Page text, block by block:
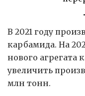
В 2021 году
карбамида. На
нового агрегата
увеличить
млн тонн.